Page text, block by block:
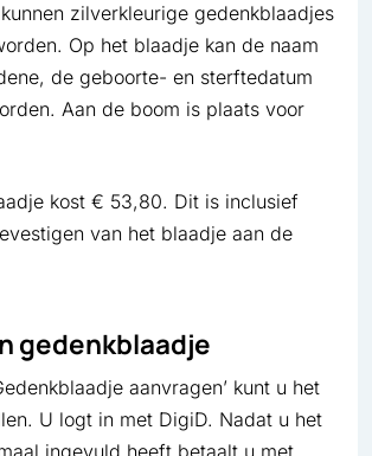
zilverkleurige gedenkblaadjes
Op het blaadje kan de naam
de geboorte- en sterftedatum
Aan de boom is plaats voor
kost € 53,80. Dit is inclusief
van het blaadje aan de
gedenkblaadje
aanvragen’ kunt u het
U logt in met DigiD. Nadat u het
ingevuld heeft betaalt u met